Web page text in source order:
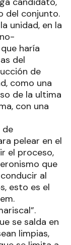
del conjunto.
unidad, en la
haría
del
de
como una
de la ultima
con una
de
pelear en el
el proceso,
que
al
esto es el
se salda en
limpias,